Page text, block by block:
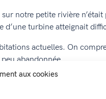
aux cookies
sur notre petite rivière
d’une turbine atteignait
actuelles. On
abandonnée.
encore visibles.
moins bien entretenus par